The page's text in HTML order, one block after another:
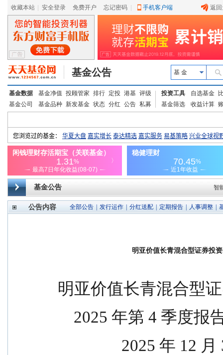
收藏本站 安全登录 免费开户 忘记密码 手机客户端 返
基金公告 基 金
基金数据 基金净值 投顾管家 排行 定投 港基 评级
基金公司
基金品种 新发基金 状态 分红 公告 私募
投资工具 自选基金
基金筛选
收益计算
基金公告 智
公告内容 全部公告 发行运作 分红送配 定期报告 人事调整
明亚价值长青混合型证券投
明亚价值长青混合型
2025 年第 4 季度报
2025 年